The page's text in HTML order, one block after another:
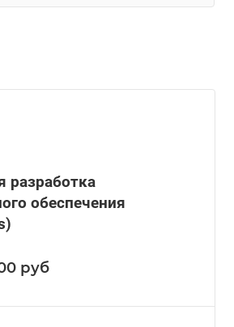
разработка
обеспечения
руб